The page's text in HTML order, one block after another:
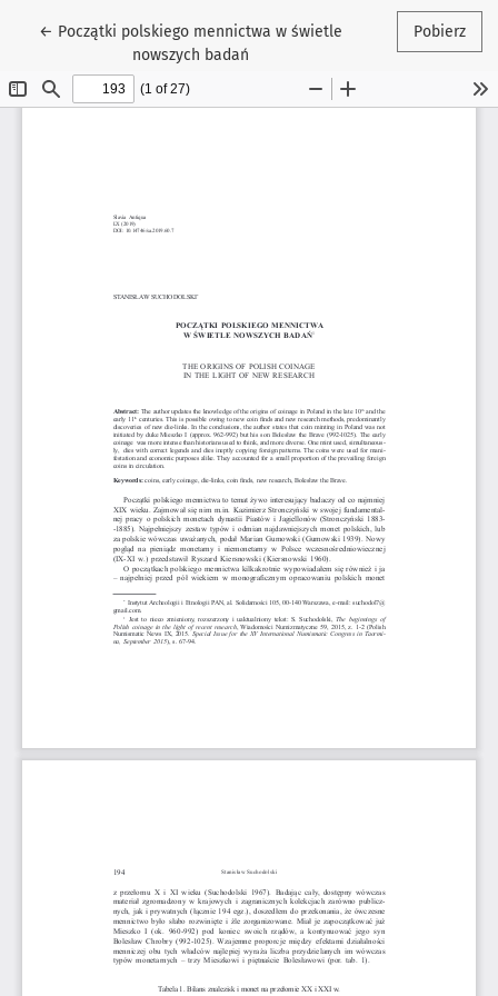
← Wróć do szczegółów artykułu
Początki polskiego mennictwa w świetle
nowszych badań
Pobierz